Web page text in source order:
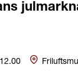
Plats